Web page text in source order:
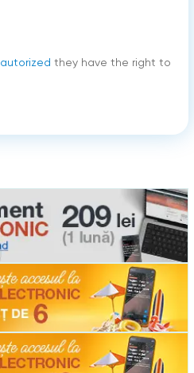
autorized they have the right to